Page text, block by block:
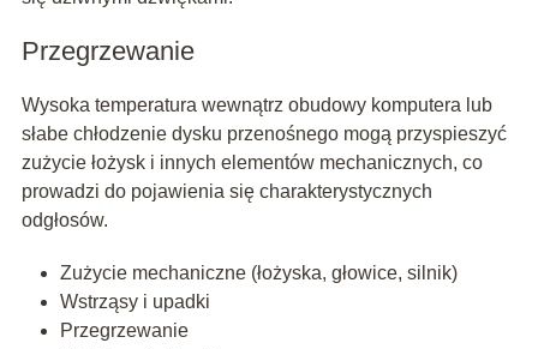
Przegrzewanie
Wysoka temperatura wewnątrz obudowy komputera lub
słabe chłodzenie dysku przenośnego mogą przyspieszyć
zużycie łożysk i innych elementów mechanicznych, co
prowadzi do pojawienia się charakterystycznych
odgłosów.
Zużycie mechaniczne (łożyska, głowice, silnik)
Wstrząsy i upadki
Przegrzewanie